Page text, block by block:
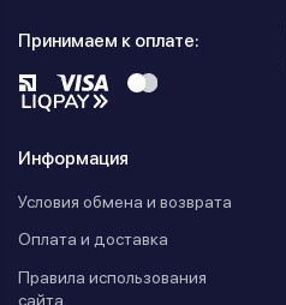
Принимаем к оплате:
Информация
Условия обмена и возврата
Оплата и доставка
Правила использования
сайта